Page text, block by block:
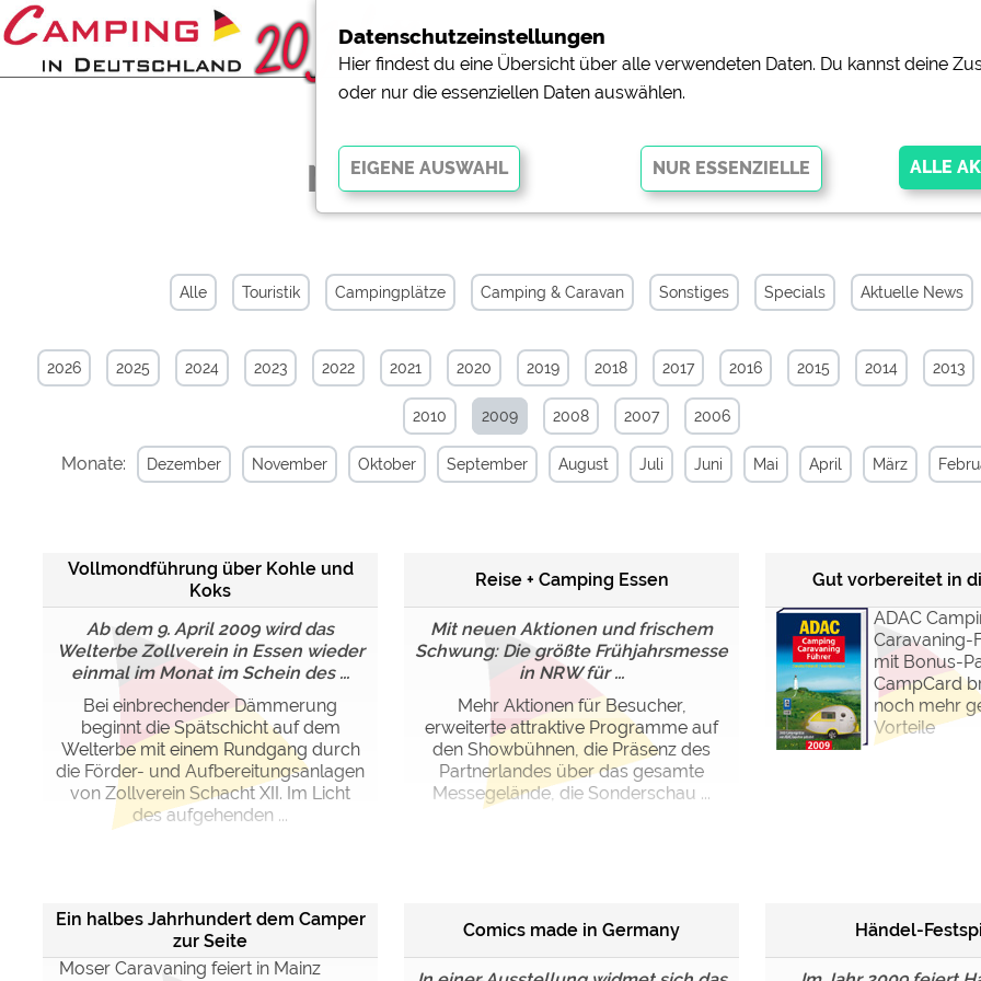
News-Archiv von Januar 2009
Alle Touristik Campingplätze Camping & Caravan Sonstiges Specials Aktuelle News
2026 2025 2024 2023 2022 2021 2020 2019 2018 2017 2016 2015 2014 2013
2010 2009 2008 2007 2006
Monate: Dezember November Oktober September August Juli Juni Mai April März
Vollmondführung über Kohle und
Koks
Ab dem 9. April 2009 wird das
Welterbe Zollverein in Essen wieder
einmal im Monat im Schein des ...
Bei einbrechender Dämmerung
beginnt die Spätschicht auf dem
Welterbe mit einem Rundgang durch
die Förder- und Aufbereitungsanlagen
von Zollverein Schacht XII. Im Licht
des aufgehenden ...
Reise + Camping Essen
Mit neuen Aktionen und frischem
Schwung: Die größte Frühjahrsmesse
in NRW für ...
Mehr Aktionen für Besucher,
erweiterte attraktive Programme auf
den Showbühnen, die Präsenz des
Partnerlandes über das gesamte
Messegelände, die Sonderschau ...
Gut vorbereitet in
ADAC
Caravaning-
mit Bonus-
CampCard
noch mehr
Vorteile
Ein halbes Jahrhundert dem Camper
zur Seite
Moser Caravaning feiert in Mainz
Comics made in Germany Händel-
Datenschutzeinstellungen
Hier findest du eine Übersicht über alle verwendeten Daten. Du kannst deine
oder nur die essenziellen Daten auswählen.
der Website dringend erforderlich. Ohne diese Cookies werden Teile der Website
funktionieren
Externe Medien
YouTube (Videos von Campingplätzen)
https://policies.google.com/privacy
Campingplatzvorschau (Vorschau der Internetseiten von
Campingplätzen)
siehe Datenschutzerklärung des
Google Maps (Kartensuche, Anfahrt usw.)
https://policies.google.com/privacy
Statistiken
Google Analytics https://policies.google.com/privacy
Marketing
https://policies.google.com/privacy
Google AdSense
https://policies.google.com/privacy
Google Remarketing